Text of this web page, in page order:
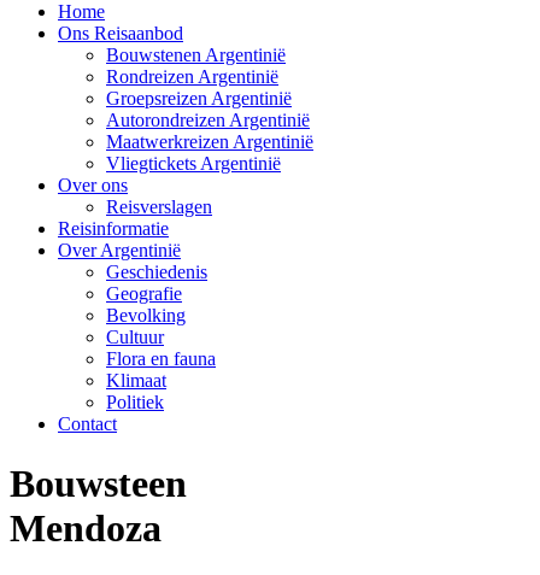
Home
Ons Reisaanbod
Bouwstenen Argentinië
Rondreizen Argentinië
Groepsreizen Argentinië
Autorondreizen Argentinië
Maatwerkreizen Argentinië
Vliegtickets Argentinië
Over ons
Reisverslagen
Reisinformatie
Over Argentinië
Geschiedenis
Geografie
Bevolking
Cultuur
Flora en fauna
Klimaat
Politiek
Contact
Bouwsteen
Mendoza